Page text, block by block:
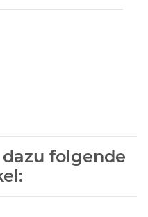
folgende